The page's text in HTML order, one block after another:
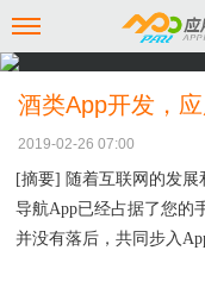
酒类App开发，
2019-02-26 07:00
[摘要] 随着互联网的发展
导航App已经占据了您的
并没有落后，共同步入